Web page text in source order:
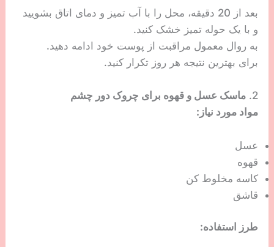
بعد از 20 دقیقه، محل را با آب تمیز و دمای اتاق بشویید
و با یک حوله تمیز خشک کنید.
به روال معمول مراقبت از پوست خود ادامه دهید.
برای بهترین نتیجه هر روز تکرار کنید.
2. ماسک عسل و قهوه برای چروک دور چشم
مواد مورد نیاز:
عسل
قهوه
کاسه مخلوط کن
قاشق
طرز استفاده: